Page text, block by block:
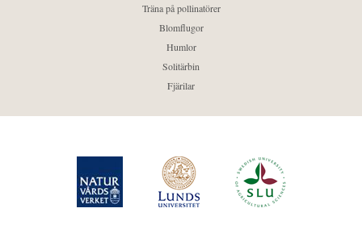
Träna på pollinatörer
Blomflugor
Humlor
Solitärbin
Fjärilar